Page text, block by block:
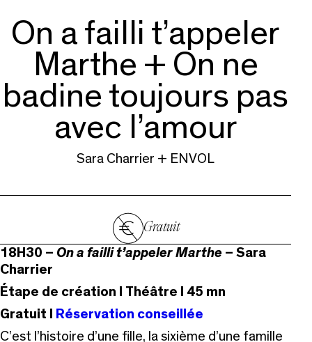
On a failli t’appeler
Marthe + On ne
badine toujours pas
avec l’amour
Sara Charrier + ENVOL
Gratuit
18H30 – On a failli t’appeler Marthe – Sara
Charrier
Étape de création I Théâtre I 45 mn
Gratuit I
Réservation conseillée
C’est l’histoire d’une fille, la sixième d’une famille